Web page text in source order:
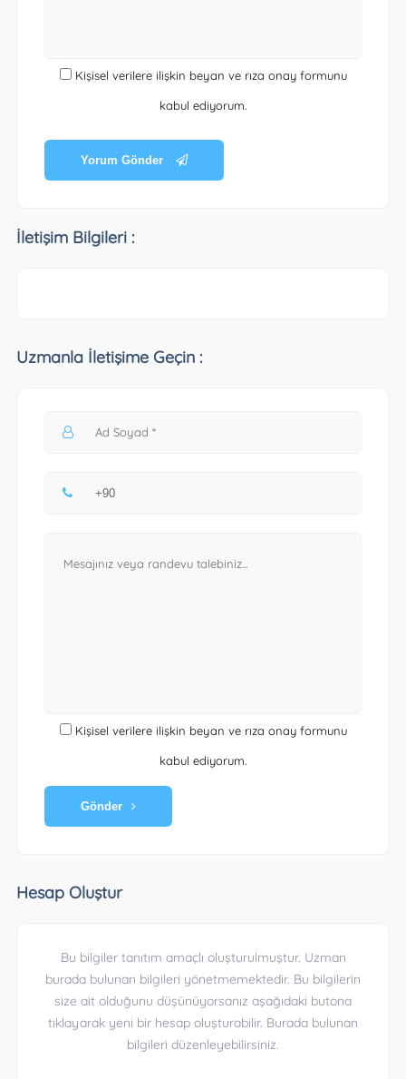
Kişisel verilere ilişkin beyan ve rıza onay formunu
kabul ediyorum.
Yorum Gönder
İletişim Bilgileri :
Uzmanla İletişime Geçin :
Kişisel verilere ilişkin beyan ve rıza onay formunu
kabul ediyorum.
Gönder
Hesap Oluştur
Bu bilgiler tanıtım amaçlı oluşturulmuştur. Uzman
burada bulunan bilgileri yönetmemektedir. Bu bilgilerin
size ait olduğunu düşünüyorsanız aşağıdaki butona
tıklayarak yeni bir hesap oluşturabilir. Burada bulunan
bilgileri düzenleyebilirsiniz.